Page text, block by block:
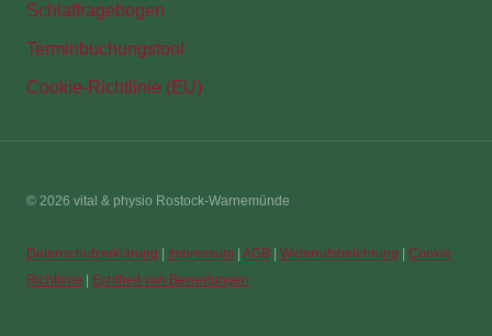
Schlaffragebogen
Terminbuchungstool
Cookie-Richtlinie (EU)
© 2026 vital & physio Rostock-Warnemünde
Datenschutzerklärung Impressum AGB Widerrufsbelehrung
Cookie
Richtlinie
Echtheit von Bewertungen